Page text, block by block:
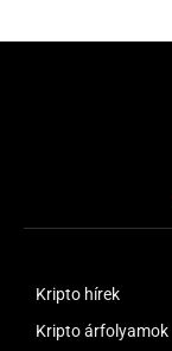
Kripto hírek
Kripto árfolyamok